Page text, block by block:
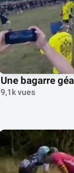
Une bagarre
9,1k vues